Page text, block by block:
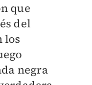
que
del
los
negra